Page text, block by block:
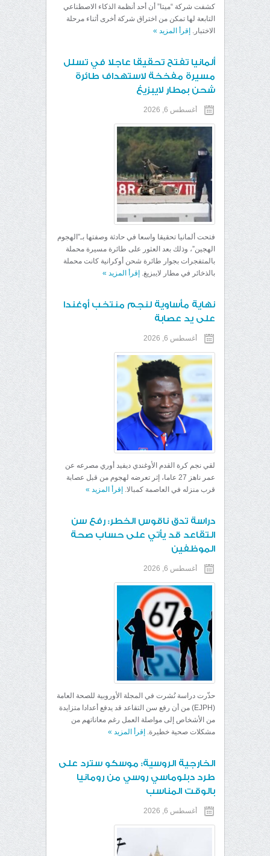
كشفت شركة “ميتا” أن أحد أنظمة الذكاء الاصطناعي
التابعة لها تمكن من اختراق شركة أخرى أثناء مرحلة
الاختبار. إقرأ المزيد »
ألمانيا تفتح تحقيقا عاجلا في تسلل
مسيرة مفخخة لاستهداف طائرة
شحن بمطار لايبزيغ
أغسطس 6, 2026
فتحت ألمانيا تحقيقا واسعا في حادثة وصفتها بـ”الهجوم
الهجين”، وذلك بعد العثور على طائرة مسيرة محملة
بالمتفجرات بجوار طائرة شحن أوكرانية كانت محملة
بالذخائر في مطار لايبزيغ. إقرأ المزيد »
نهاية مأساوية لنجم منتخب أوغندا
على يد عصابة
أغسطس 6, 2026
لقي نجم كرة القدم الأوغندي ديفيد أوري مصرعه عن
عمر ناهز 27 عاما، إثر تعرضه لهجوم من قبل عصابة
قرب منزله في العاصمة كمبالا. إقرأ المزيد »
دراسة تدق ناقوس الخطر: رفع سن
التقاعد قد يأتي على حساب صحة
الموظفين
أغسطس 6, 2026
حذّرت دراسة نُشرت في المجلة الأوروبية للصحة العامة
(EJPH) من أن رفع سن التقاعد قد يدفع أعدادا متزايدة
من الأشخاص إلى مواصلة العمل رغم معاناتهم من
مشكلات صحية خطيرة. إقرأ المزيد »
الخارجية الروسية: موسكو سترد على
طرد دبلوماسي روسي من رومانيا
بالوقت المناسب
أغسطس 6, 2026